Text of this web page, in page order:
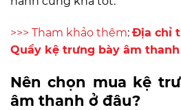
>>> Tham khảo thêm: Địa chỉ
Quầy kệ trưng bày âm thanh
Nên chọn mua kệ
âm thanh ở đâu?